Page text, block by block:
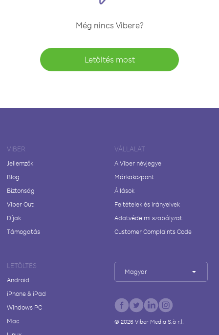
Még nincs Vibere?
Letöltés most
VIBER
Jellemzők
Blog
Biztonság
Viber Out
Díjak
Támogatás
VÁLLALAT
A Viber névjegye
Márkaközpont
Állások
Feltételek és irányelvek
Adatvédelmi szabályzat
Customer Complaints Code
LETÖLTÉS
Android
iPhone & iPad
Windows PC
Mac
Magyar
© 2026Viber Media S.à r.l.